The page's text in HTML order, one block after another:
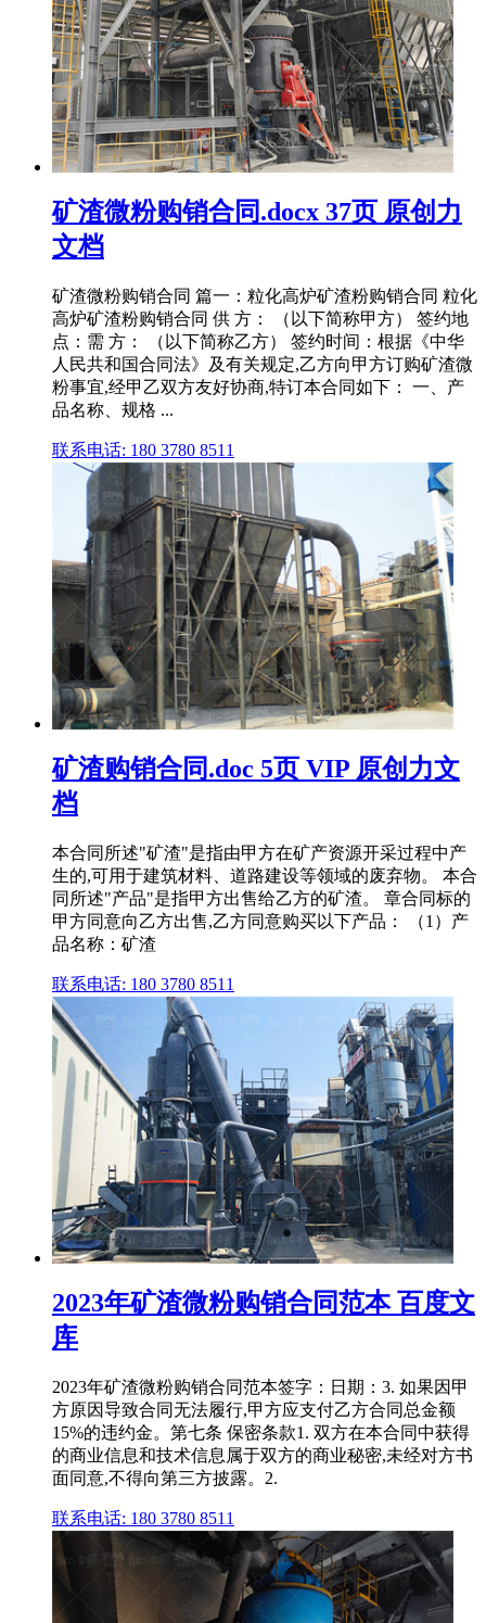
矿渣微粉购销合同.docx 37页 原创力
文档
矿渣微粉购销合同 篇一：粒化高炉矿渣粉购销合同 粒化
高炉矿渣粉购销合同 供 方： （以下简称甲方） 签约地
点：需 方： （以下简称乙方） 签约时间：根据《中华
人民共和国合同法》及有关规定,乙方向甲方订购矿渣微
粉事宜,经甲乙双方友好协商,特订本合同如下： 一、产
品名称、规格 ...
联系电话: 180 3780 8511
矿渣购销合同.doc 5页 VIP 原创力文
档
本合同所述"矿渣"是指由甲方在矿产资源开采过程中产
生的,可用于建筑材料、道路建设等领域的废弃物。 本合
同所述"产品"是指甲方出售给乙方的矿渣。 章合同标的
甲方同意向乙方出售,乙方同意购买以下产品： （1）产
品名称：矿渣
联系电话: 180 3780 8511
2023年矿渣微粉购销合同范本 百度文
库
2023年矿渣微粉购销合同范本签字：日期：3. 如果因甲
方原因导致合同无法履行,甲方应支付乙方合同总金额
15%的违约金。第七条 保密条款1. 双方在本合同中获得
的商业信息和技术信息属于双方的商业秘密,未经对方书
面同意,不得向第三方披露。2.
联系电话: 180 3780 8511